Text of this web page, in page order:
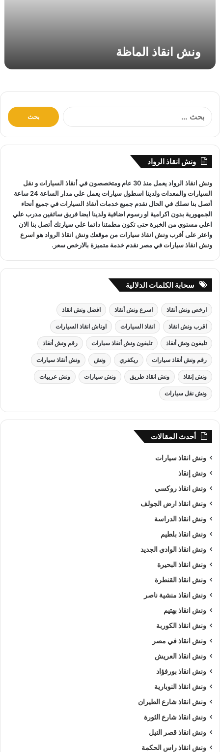
ة
ونش انقاذ الماظة
:
ونش انقاذ الرواد
ونش انقاذ الرواد يعمل منذ 30 عام ومتخصصون في أنقاذ السياراتو نقل
السيارات
والمعدات ولدينا اسطول سيارات يعمل علي مدار الساعة 24 ساعة
أتصل بنا نصلك في الحال نقدم جميع خدماتأنقاذ السياراتفي جميع أنحاء
الجمهورية بدون اكرامية او رسوم اضافية ولدينا ايضا فريق سائقين مدرب علي
اعلي مستوي من الخبرة حتى تكون مطمئنا دائما علي سيارتك أتصل بنا الان
واعثر علىأقرب ونش انقاذ سياراتمن موقعك ونش انقاذ الرواد هو اسرع
ونش انقاذ سياراتفي مصر نقدم خدمة متميزة بالارخص سعر.
سحابة الكلمات الدلالية
ارخص ونش أنقاذ اسرع ونش أنقاذ افضل ونش انقاذ
اقرب ونش انقاذ انقاذ السيارات اوناش انقاذ السيارات
تليفون ونش أنقاذ تليفون ونش أنقاذ سيارات رقم ونش أنقاذ
رقم ونش أنقاذ سيارات ريكفري ونش ونش أنقاذ سيارات
ونش إنقاذ ونش انقاذ طريق ونش سيارات ونش عربيات
ونش نقل سيارات
أحدث المقالات
ونش انقاذ سيارات
ونش إنقاذ
ونش انقاذ روكسي
ونش انقاذ ارض الجولف
ونش انقاذ الدراسة
ونش انقاذ بلطيم
ونش انقاذ الوادي الجديد
ونش انقاذ البحيرة
ونش انقاذ القنطرة
ونش انقاذ منشية ناصر
ونش انقاذ بهتيم
ونش انقاذ الكوربة
ونش انقاذ في مصر
ونش انقاذ العريش
ونش انقاذ بورفؤاد
ونش انقاذ النوبارية
ونش انقاذ شارع الطيران
ونش انقاذ شارع الثورة
ونش انقاذ قصر النيل
ونش انقاذ راس الحكمة